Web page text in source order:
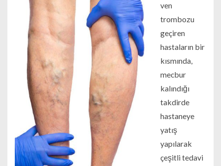
ven
trombozu
geçiren
hastaların bir
kısmında,
mecbur
kalındığı
takdirde
hastaneye
yatış
yapılarak
çeşitli tedavi